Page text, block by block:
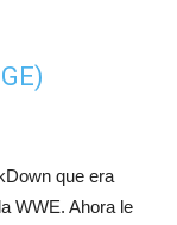
que era
WWE. Ahora le